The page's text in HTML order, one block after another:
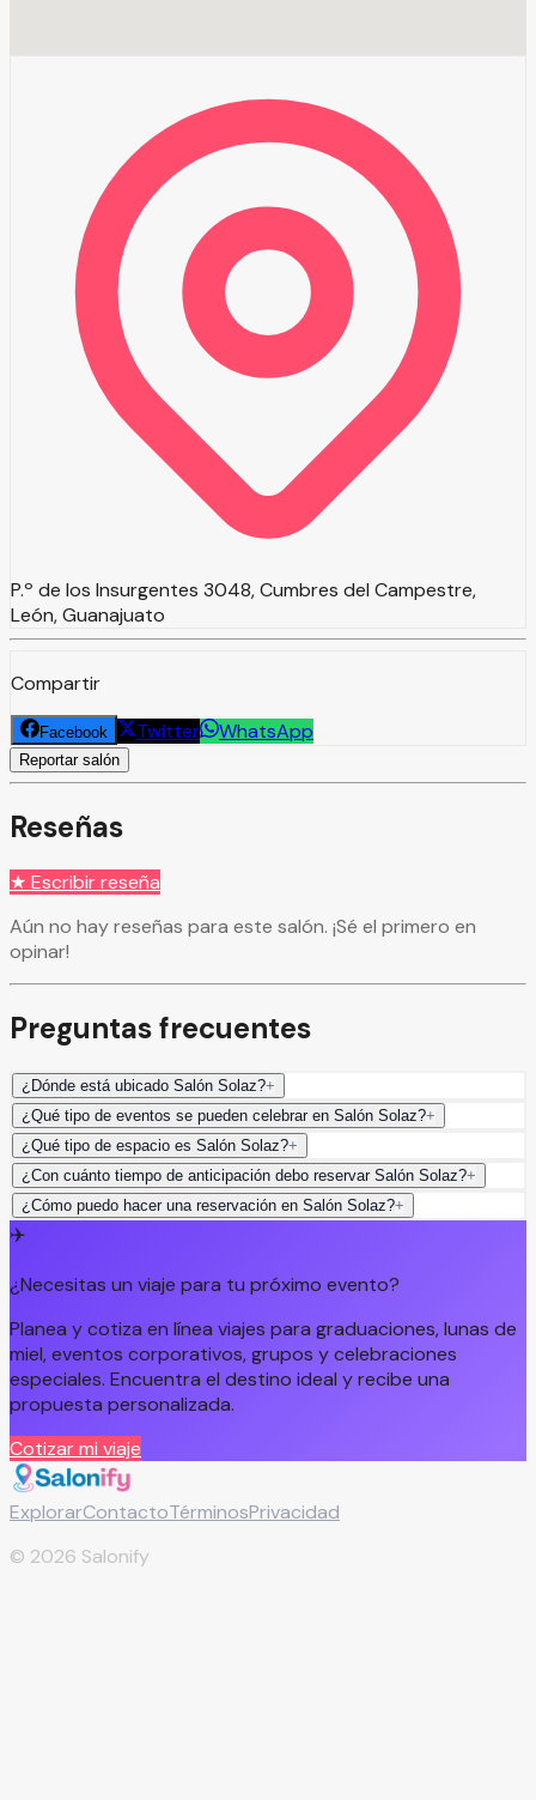
P.º de los Insurgentes 3048, Cumbres del Campestre,
León, Guanajuato
Compartir
Facebook Twitter WhatsApp
Reportar salón
Reseñas
★ Escribir reseña
Aún no hay reseñas para este salón. ¡Sé el primero en
opinar!
Preguntas frecuentes
¿Dónde está ubicado Salón Solaz?+
¿Qué tipo de eventos se pueden celebrar en Salón Solaz?+
¿Qué tipo de espacio es Salón Solaz?+
¿Con cuánto tiempo de anticipación debo reservar Salón Solaz?+
¿Cómo puedo hacer una reservación en Salón Solaz?+
✈️
¿Necesitas un viaje para tu próximo evento?
Planea y cotiza en línea viajes para graduaciones, lunas de
miel, eventos corporativos, grupos y celebraciones
especiales. Encuentra el destino ideal y recibe una
propuesta personalizada.
Cotizar mi viaje
ExplorarContactoTérminosPrivacidad
© 2026 Salonify